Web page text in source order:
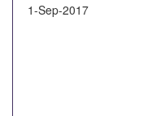
1-Sep-2017